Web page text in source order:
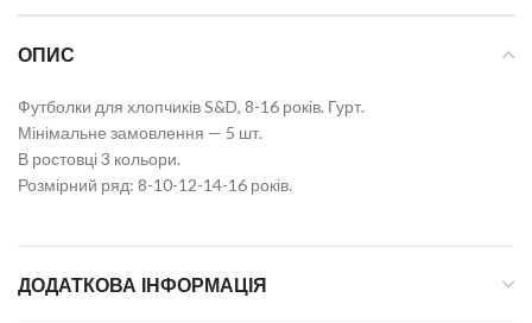
ОПИС
Футболки для хлопчиків S&D, 8-16 років. Гурт.
Мінімальне замовлення — 5 шт.
В ростовці 3 кольори.
Розмірний ряд: 8-10-12-14-16 років.
ДОДАТКОВА ІНФОРМАЦІЯ